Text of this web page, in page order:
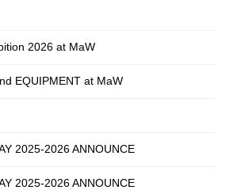
2026 at MaW
EQUIPMENT at MaW
2025-2026 ANNOUNCE
2025-2026 ANNOUNCE